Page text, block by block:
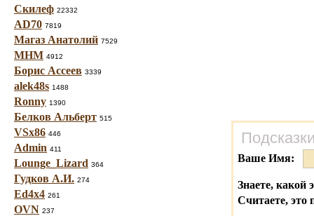
Скилеф 22332
AD70 7819
Магаз Анатолий 7529
МНМ 4912
Борис Ассеев 3339
alek48s 1488
Ronny 1390
Белков Альберт 515
VSx86 446
Admin 411
Lounge_Lizard 364
Гудков А.И. 274
Ed4x4 261
OVN 237
Ваше Имя:
Знаете, какой
Считаете, это